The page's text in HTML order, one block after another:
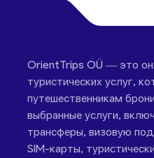
OrientTrips OÜ — это
туристических услуг,
путешественникам
выбранные услуги,
трансферы, визовую
SIM-карты,